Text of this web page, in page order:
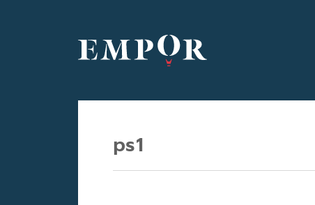
ps1